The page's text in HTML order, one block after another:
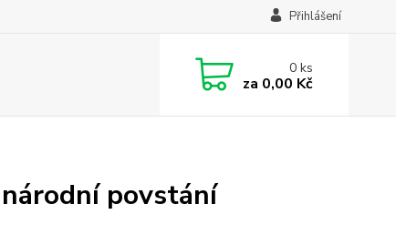
Přihlášení
0ks
za 0,00 Kč
povstání